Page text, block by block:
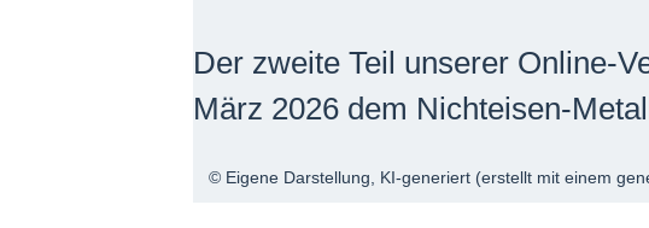
Der zweite Teil unserer Online-
März 2026 dem Nichteisen-
© Eigene Darstellung, KI-generiert (erstellt mit einem